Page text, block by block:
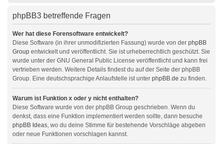
phpBB3 betreffende Fragen
Wer hat diese Forensoftware entwickelt?
Diese Software (in ihrer unmodifizierten Fassung) wurde von der phpBB
Group entwickelt und veröffentlicht. Sie ist urheberrechtlich geschützt. Sie
wurde unter der GNU General Public License veröffentlicht und kann frei
vertrieben werden. Weitere Details findest du auf der Seite der phpBB
Group. Eine deutschsprachige Anlaufstelle ist unter phpBB.de zu finden.
Warum ist Funktion x oder y nicht enthalten?
Diese Software wurde von der phpBB Group geschrieben. Wenn du
denkst, dass eine Funktion implementiert werden sollte, dann besuche
phpBB Ideas, wo du deine Stimme für bestehende Vorschläge abgeben
oder neue Funktionen vorschlagen kannst.